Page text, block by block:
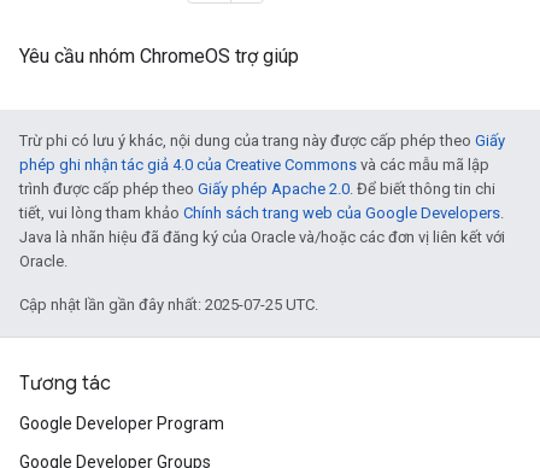
Yêu cầu nhóm ChromeOS trợ giúp
Trừ phi có lưu ý khác, nội dung của trang này được cấp phép theo Giấy
phép ghi nhận tác giả 4.0 của Creative Commons và các mẫu mã lập
trình được cấp phép theo Giấy phép Apache 2.0. Để biết thông tin chi
tiết, vui lòng tham khảo Chính sách trang web của Google Developers.
Java là nhãn hiệu đã đăng ký của Oracle và/hoặc các đơn vị liên kết với
Oracle.
Cập nhật lần gần đây nhất: 2025-07-25 UTC.
Tương tác
Google Developer Program
Google Developer Groups